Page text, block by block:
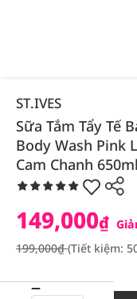
ST.IVES
Sữa Tắm Tẩy Tế
Body Wash Pink
Cam Chanh 650ml
149,000₫
199,000₫(Tiết kiệm: